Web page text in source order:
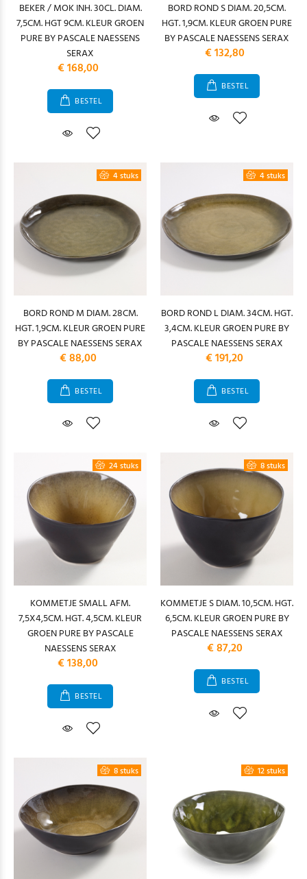
BEKER / MOK INH. 30CL. DIAM.
7,5CM. HGT 9CM. KLEUR GROEN
PURE BY PASCALE NAESSENS
SERAX
€ 168,00
BESTEL
BORD ROND S DIAM. 20,5CM.
HGT. 1,9CM. KLEUR GROEN PURE
BY PASCALE NAESSENS SERAX
€ 132,80
BESTEL
4 stuks
BORD ROND M DIAM. 28CM.
HGT. 1,9CM. KLEUR GROEN PURE
BY PASCALE NAESSENS SERAX
€ 88,00
BESTEL
4 stuks
BORD ROND L DIAM. 34CM. HGT.
3,4CM. KLEUR GROEN PURE BY
PASCALE NAESSENS SERAX
€ 191,20
BESTEL
24 stuks
KOMMETJE SMALL AFM.
7,5X4,5CM. HGT. 4,5CM. KLEUR
GROEN PURE BY PASCALE
NAESSENS SERAX
€ 138,00
BESTEL
8 stuks
KOMMETJE S DIAM. 10,5CM. HGT.
6,5CM. KLEUR GROEN PURE BY
PASCALE NAESSENS SERAX
€ 87,20
BESTEL
8 stuks 12 stuks